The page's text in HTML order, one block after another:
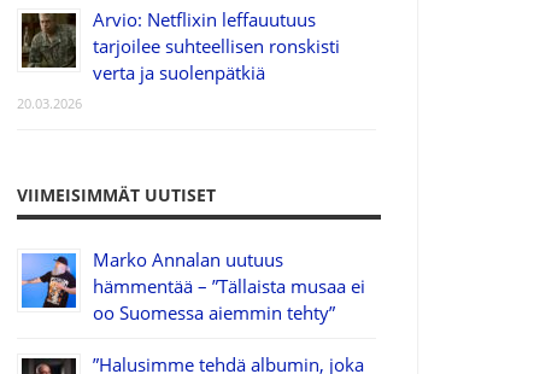
Arvio: Netflixin leffauutuus
tarjoilee suhteellisen ronskisti
verta ja suolenpätkiä
20.03.2026
VIIMEISIMMÄT UUTISET
Marko Annalan uutuus
hämmentää – ”Tällaista musaa ei
oo Suomessa aiemmin tehty”
”Halusimme tehdä albumin, joka